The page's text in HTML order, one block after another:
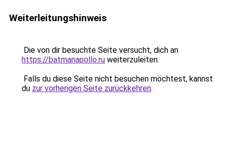
Weiterleitungshinweis
Die von dir besuchte Seite versucht, dich an
https://batmanapollo.ru weiterzuleiten.
Falls du diese Seite nicht besuchen möchtest, kannst
du zur vorherigen Seite zurückkehren.